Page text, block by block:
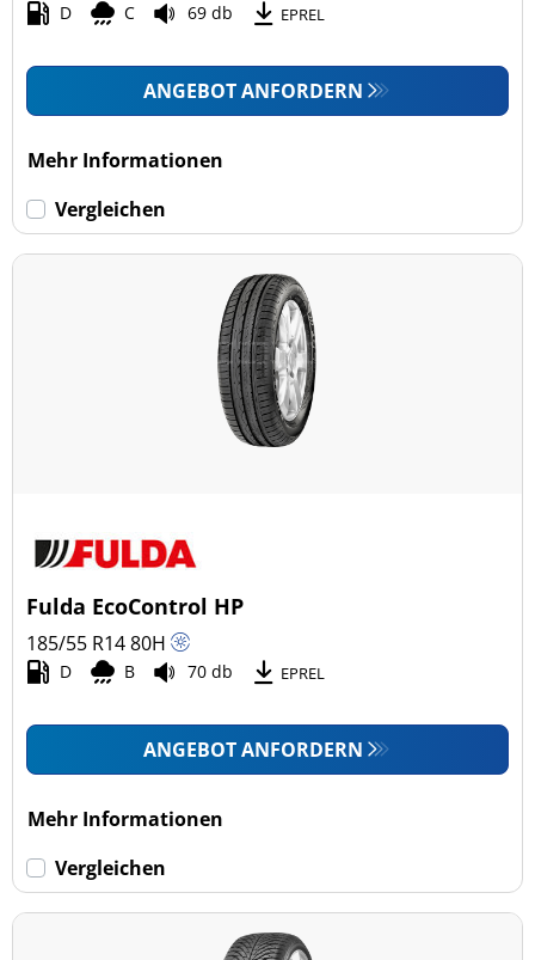
D C 69 db EPREL
ANGEBOT ANFORDERN
Mehr Informationen
Vergleichen
Fulda EcoControl HP
185/55 R1480H
D B 70 db EPREL
ANGEBOT ANFORDERN
Mehr Informationen
Vergleichen